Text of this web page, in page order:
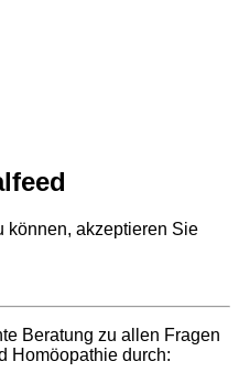
können, akzeptieren Sie
Beratung zu allen Fragen
Homöopathie durch: